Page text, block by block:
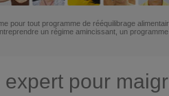
tout programme de rééquilibrage
un régime amincissant, un
pour